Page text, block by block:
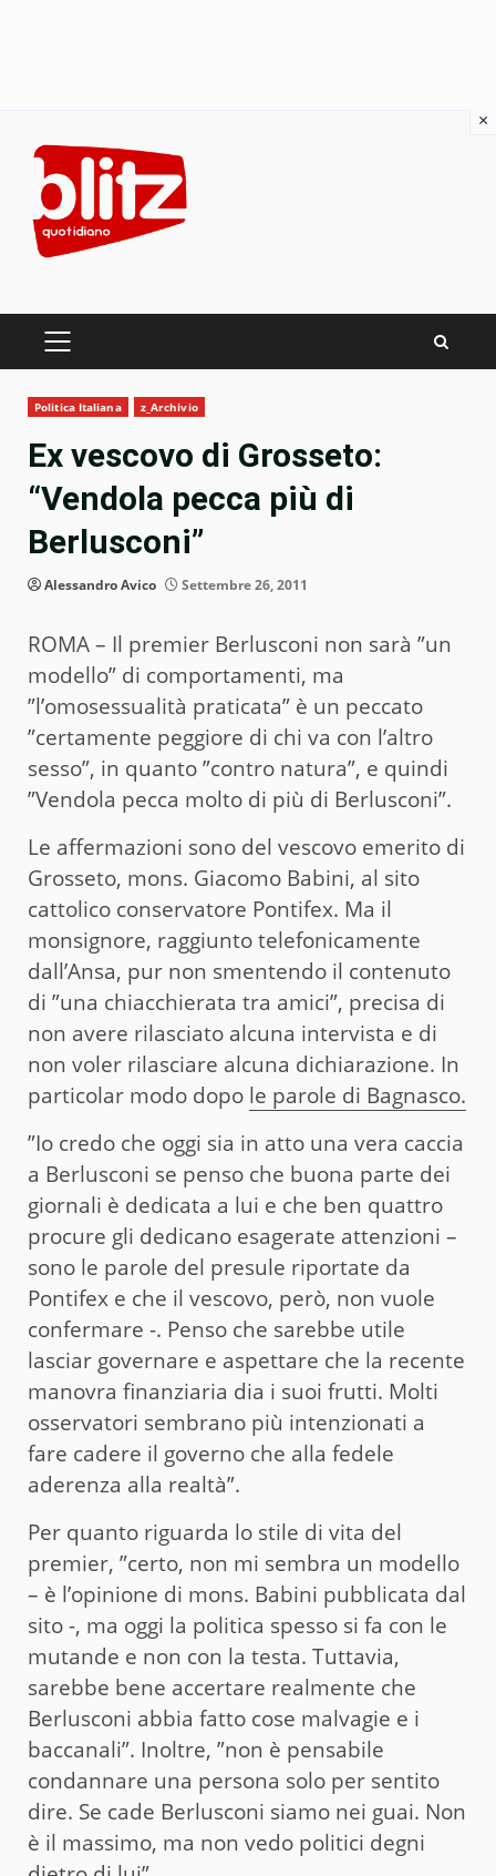
content
PRIMARY
Politica Italiana z_Archivio
Ex vescovo di Grosseto:
“Vendola pecca più di
Berlusconi”
Alessandro Avico Settembre 26, 2011
ROMA – Il premier Berlusconi non sarà ”un
modello” di comportamenti, ma
”l’omosessualità praticata” è un peccato
”certamente peggiore di chi va con l’altro
sesso”, in quanto ”contro natura”, e quindi
”Vendola pecca molto di più di Berlusconi”.
Le affermazioni sono del vescovo emerito di
Grosseto, mons. Giacomo Babini, al sito
cattolico conservatore Pontifex. Ma il
monsignore, raggiunto telefonicamente
dall’Ansa, pur non smentendo il contenuto
di ”una chiacchierata tra amici”, precisa di
non avere rilasciato alcuna intervista e di
non voler rilasciare alcuna dichiarazione. In
particolar modo dopo le parole di Bagnasco.
”Io credo che oggi sia in atto una vera caccia
a Berlusconi se penso che buona parte dei
giornali è dedicata a lui e che ben quattro
procure gli dedicano esagerate attenzioni –
sono le parole del presule riportate da
Pontifex e che il vescovo, però, non vuole
confermare -. Penso che sarebbe utile
lasciar governare e aspettare che la recente
manovra finanziaria dia i suoi frutti. Molti
osservatori sembrano più intenzionati a
fare cadere il governo che alla fedele
aderenza alla realtà”.
Per quanto riguarda lo stile di vita del
premier, ”certo, non mi sembra un modello
– è l’opinione di mons. Babini pubblicata dal
sito -, ma oggi la politica spesso si fa con le
mutande e non con la testa. Tuttavia,
sarebbe bene accertare realmente che
Berlusconi abbia fatto cose malvagie e i
baccanali”. Inoltre, ”non è pensabile
condannare una persona solo per sentito
dire. Se cade Berlusconi siamo nei guai. Non
è il massimo, ma non vedo politici degni
×